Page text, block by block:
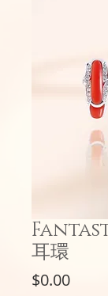
耳環
$0.00價